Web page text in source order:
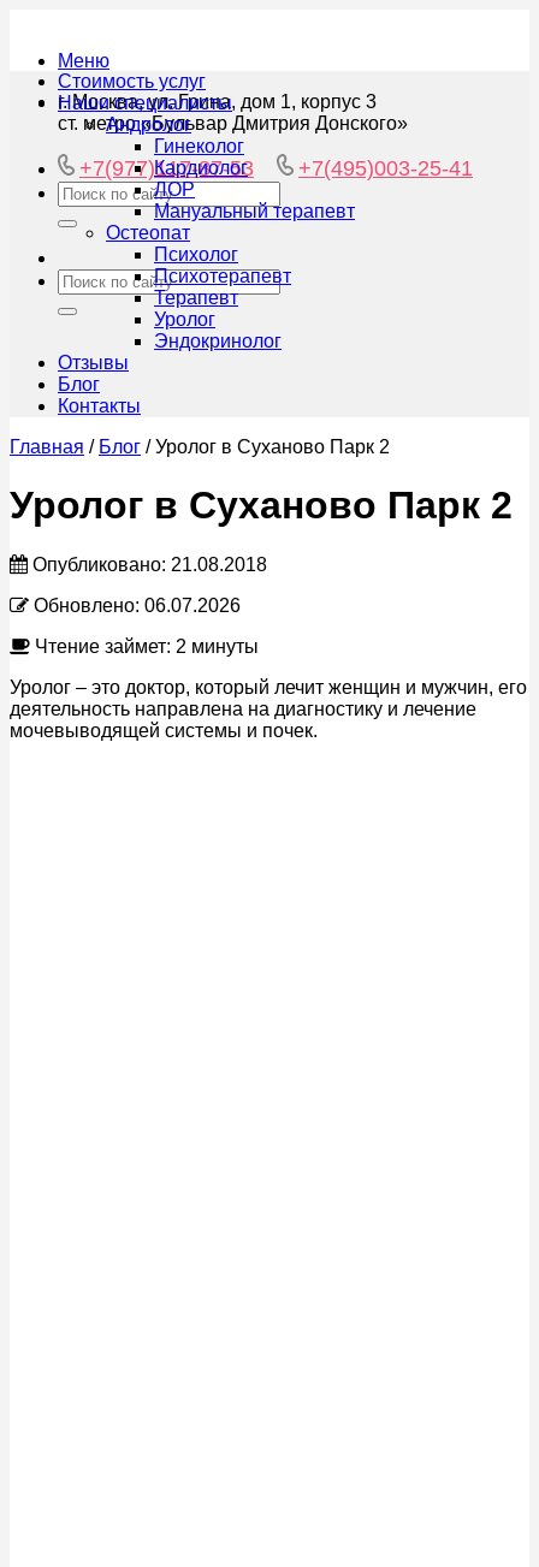
Меню
г. Москва, ул. Грина, дом 1, корпус 3
ст. метро «Бульвар Дмитрия Донского»
+7(977)117-87-53 +7(495)003-25-41
Стоимость услуг
Наши специалисты
Андролог
Гинеколог
Кардиолог
ЛОР
Мануальный терапевт
Остеопат
Психолог
Психотерапевт
Терапевт
Уролог
Эндокринолог
Отзывы
Блог
Контакты
Главная / Блог /Уролог в Суханово Парк 2
Уролог в Суханово Парк 2
Опубликовано: 21.08.2018
Обновлено: 06.07.2026
Чтение займет: 2 минуты
Уролог – это доктор, который лечит женщин и мужчин, его
деятельность направлена на диагностику и лечение
мочевыводящей системы и почек.